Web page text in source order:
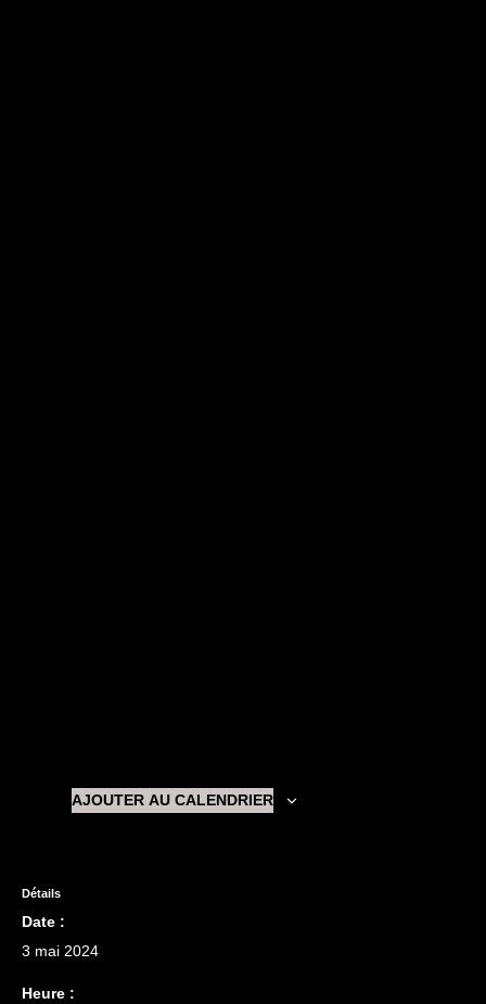
AJOUTER AU CALENDRIER
Détails
Date :
3 mai 2024
Heure :